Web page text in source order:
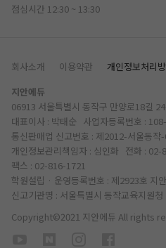
점심시간 12:30 ~ 13:30
회사소개 이용약관 개인정보처리
지안에듀
06913 서울특별시 동작구 만양로18길
대표이사 : 박태순 사업자등록번호 :
통신판매업 신고번호 : 제2012-서울동작
개인정보관리책임자 : 심인화 전화 : 02-
팩스 : 02-816-1721
학원설립 · 운영등록번호 : 제2923호 지
신고기관명 : 서울특별시 동작교육지원청
Copyright©2021 지안에듀 All rights